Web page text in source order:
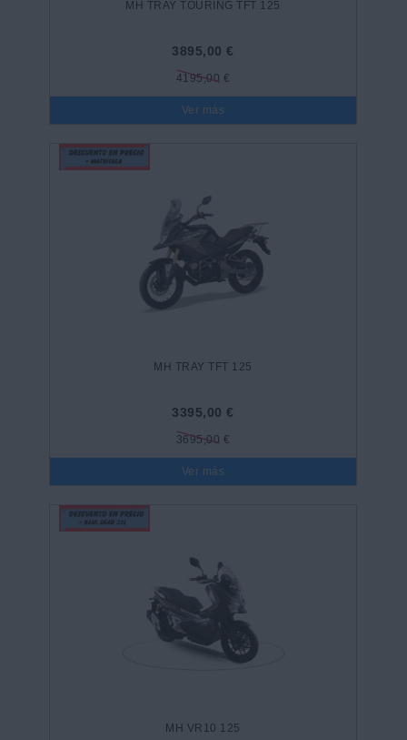
MH TRAY TOURING TFT 125
3895,00 €
4195,00 €
Ver más
MH TRAY TFT 125
3395,00 €
3695,00 €
Ver más
MH VR10 125